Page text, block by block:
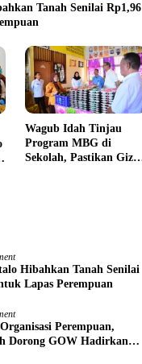
Tanah Senilai Rp1,96
Wagub Idah Tinjau
Program MBG di
Sekolah, Pastikan Gizi
Hibahkan Tanah Senilai
Lapas Perempuan
Perempuan,
Dorong GOW Hadirkan